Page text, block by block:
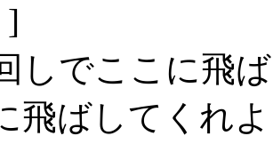
]
しでここに飛
飛ばしてくれ